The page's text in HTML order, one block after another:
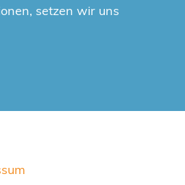
setzen wir uns